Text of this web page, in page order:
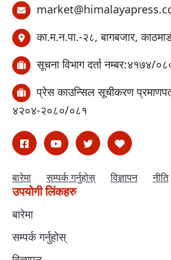
का.म.न.पा.-२८, बागबजार,
सूचना विभाग दर्ता नम्बर:४१७४/
प्रेस काउन्सिल सूचीकरण
४२०४-२०८०/०८१
बारेमा सम्पर्क गर्नुहोस् विज्ञापन नीति
उपयोगी लिंकहरु
बारेमा
सम्पर्क गर्नुहोस्